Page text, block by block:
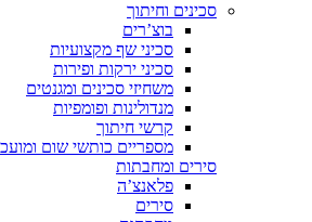
סכינים וחיתוך
בוצ’רים
סכיני שף מקצועיות
סכיני ירקות ופירות
משחיזי סכינים ומגנטים
מנדולינות ופומפיות
קרשי חיתוך
מספריים כותשי שום
סירים ומחבתות
פלאנצ’ה
סירים